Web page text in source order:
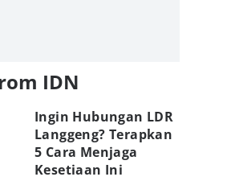
IDN
Ingin Hubungan LDR
Langgeng? Terapkan
5 Cara Menjaga
Kesetiaan Ini